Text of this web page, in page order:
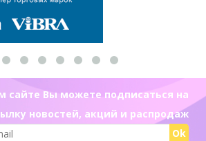
сайте Вы можете подписаться на
новостей, акций и распродаж
Ok